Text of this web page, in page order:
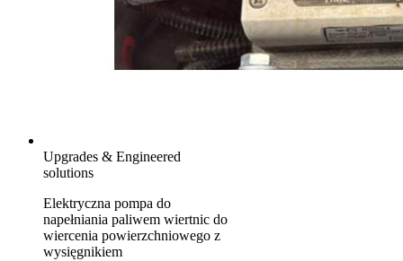
Upgrades & Engineered
solutions
Elektryczna pompa do
napełniania paliwem wiertnic do
wiercenia powierzchniowego z
wysięgnikiem